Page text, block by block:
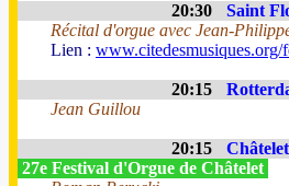
20:30 Saint
Récital d'orgue avec Jean-
Lien : www.citedesmusiques.org/
20:15
Jean Guillou
20:15
27e Festival d'Orgue de Châtelet